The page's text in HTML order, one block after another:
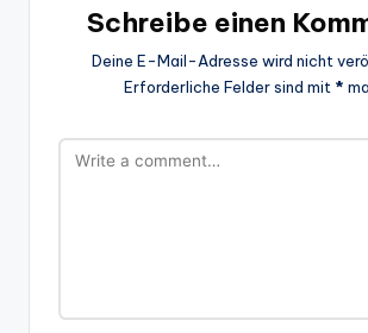
Schreibe einen
Deine E-Mail-Adresse wird nicht
Erforderliche Felder sind mit *